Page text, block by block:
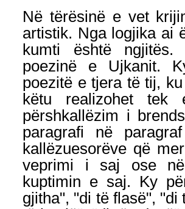
Në tërësinë e vet
artistik. Nga logjika ai
kumti është
poezinë e Ujkanit.
poezitë e tjera të tij,
këtu realizohet
përshkallëzim i
paragrafi në
kallëzuesorëve që
veprimi i saj ose
kuptimin e saj. Ky
gjitha", "di të flasë", "di